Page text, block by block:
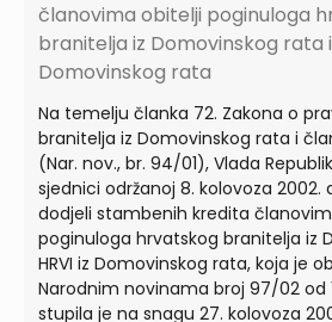
članovima obitelji poginuloga
branitelja iz Domovinskog rata i
Domovinskog rata
Na temelju članka 72. Zakona o
branitelja iz Domovinskog rata i
(Nar. nov., br. 94/01), Vlada
sjednici održanoj 8. kolovoza 2002.
dodjeli stambenih kredita
poginuloga hrvatskog branitelja iz
HRVI iz Domovinskog rata, koja je
Narodnim novinama broj 97/02 od
stupila je na snagu 27. kolovoza